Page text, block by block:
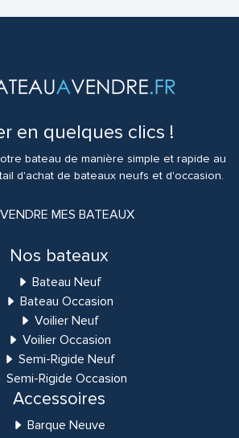
en quelques clics !
bateau de manière simple et rapide au
d'achat de bateaux neufs et d'occasion.
VENDRE MES BATEAUX
Nos bateaux
Bateau Neuf
Bateau Occasion
Voilier Neuf
Voilier Occasion
Semi-Rigide Neuf
Semi-Rigide Occasion
Accessoires
Barque Neuve